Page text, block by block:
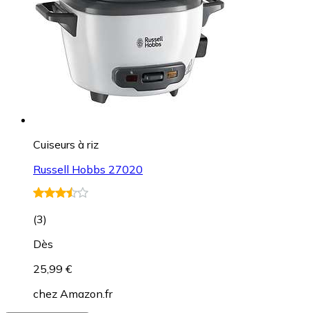
Cuiseurs à riz
Russell Hobbs 27020
(3)
Dès
25,99 €
chez Amazon.fr